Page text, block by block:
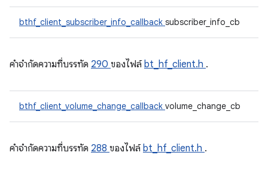
bthf_client_subscriber_info_callback subscriber_info_cb
คําจํากัดความที่บรรทัด 290 ของไฟล์bt_hf_client.h .
bthf_client_volume_change_callback volume_change_cb
คําจํากัดความที่บรรทัด 288 ของไฟล์bt_hf_client.h .